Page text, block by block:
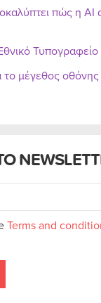
Terms and
πώς η AI
μέγεθος